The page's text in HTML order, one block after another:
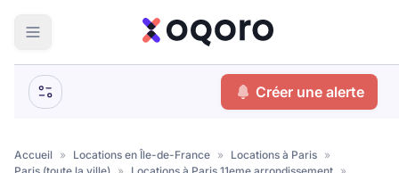
Votre
recherche
Créer une alerte
Accueil » Locations en Île-de-France » Locations à Paris »